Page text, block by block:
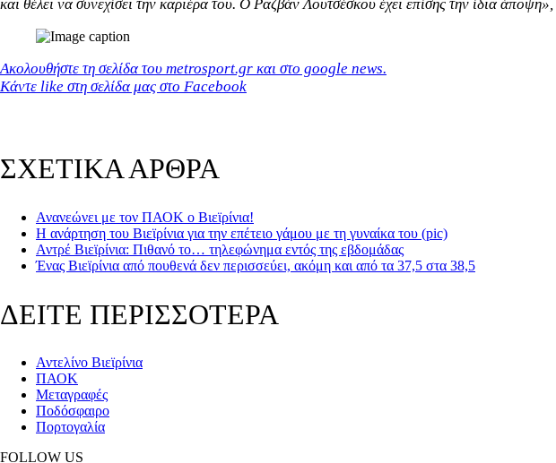
και θέλει να συνεχίσει την καριέρα του. Ο Ραζβάν Λουτσέσκου έχει επίσης την ίδια άποψη»,
Ακολουθήστε τη σελίδα του metrosport.gr και στο google news.
Κάντε like στη σελίδα μας στο Facebook
ΣΧΕΤΙΚΑ ΑΡΘΡΑ
Ανανεώνει με τον ΠΑΟΚ ο Βιεϊρίνια!
Η ανάρτηση του Βιεϊρίνια για την επέτειο γάμου με τη γυναίκα του (pic)
Αντρέ Βιεϊρίνια: Πιθανό το… τηλεφώνημα εντός της εβδομάδας
Ένας Βιεϊρίνια από πουθενά δεν περισσεύει, ακόμη και από τα 37,5 στα 38,5
ΔΕΙΤΕ ΠΕΡΙΣΣΟΤΕΡΑ
Αντελίνο Βιεϊρίνια
ΠΑΟΚ
Μεταγραφές
Ποδόσφαιρο
Πορτογαλία
FOLLOW US